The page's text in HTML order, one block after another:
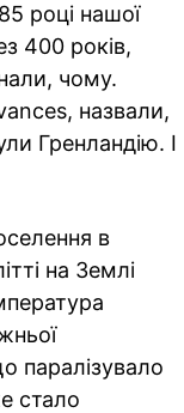
році нашої
400 років,
чому.
назвали,
Гренландію. І
в
на Землі
паралізувало
стало